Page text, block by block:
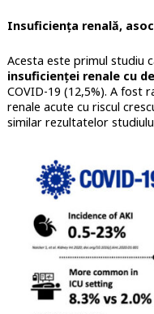
Insuficiența renală,
Acesta este primul studiu
insuficienței renale cu
COVID-19 (12,5%). A fost
renale acute cu riscul
similar rezultatelor